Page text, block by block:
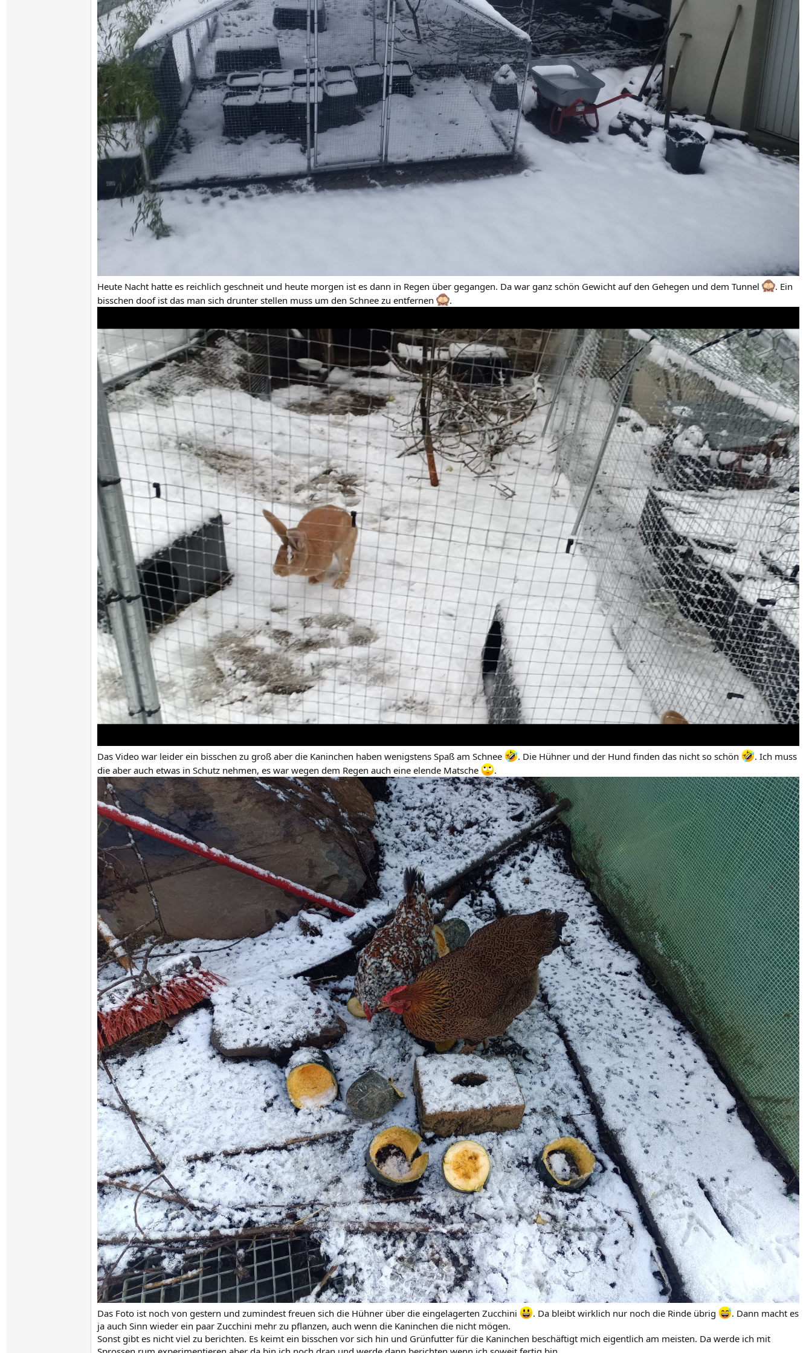
Heute Nacht hatte es reichlich geschneit und heute morgen ist es dann in Regen über gegangen. Da war ganz schön Gewicht auf den Gehegen und dem Tunnel
. Ein
bisschen doof ist das man sich drunter stellen muss um den Schnee zu entfernen
.
Das Video war leider ein bisschen zu groß aber die Kaninchen haben wenigstens Spaß am Schnee . Die Hühner und der Hund finden das nicht so schön
. Ich muss
die aber auch etwas in Schutz nehmen, es war wegen dem Regen auch eine elende Matsche
.
Das Foto ist noch von gestern und zumindest freuen sich die Hühner über die eingelagerten Zucchini . Da bleibt wirklich nur noch die Rinde übrig
. Dann macht es
ja auch Sinn wieder ein paar Zucchini mehr zu pflanzen, auch wenn die Kaninchen die nicht mögen.
Sonst gibt es nicht viel zu berichten. Es keimt ein bisschen vor sich hin und Grünfutter für die Kaninchen beschäftigt mich eigentlich am meisten. Da werde ich mit